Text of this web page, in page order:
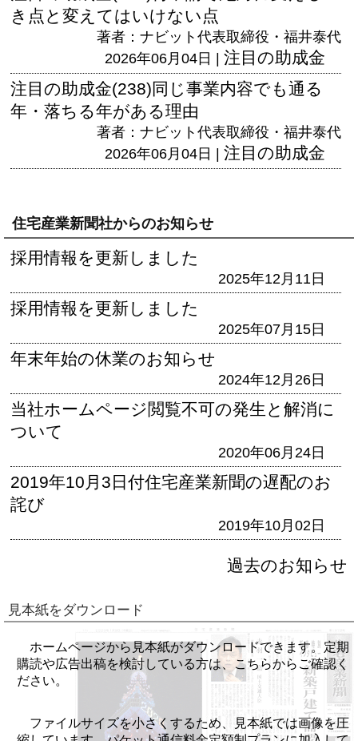
き点と変えてはいけない点
著者：ナビット代表取締役・福井泰代
2026年06月04日 | 注目の助成金
注目の助成金(238)同じ事業内容でも通る
年・落ちる年がある理由
著者：ナビット代表取締役・福井泰代
2026年06月04日 | 注目の助成金
住宅産業新聞社からのお知らせ
採用情報を更新しました
2025年12月11日
採用情報を更新しました
2025年07月15日
年末年始の休業のお知らせ
2024年12月26日
当社ホームページ閲覧不可の発生と解消に
ついて
2020年06月24日
2019年10月3日付住宅産業新聞の遅配のお
詫び
2019年10月02日
過去のお知らせ
見本紙をダウンロード
ホームページから見本紙がダウンロードできます。定期
購読や広告出稿を検討している方は、こちらからご確認く
ださい。
ファイルサイズを小さくするため、見本紙では画像を圧